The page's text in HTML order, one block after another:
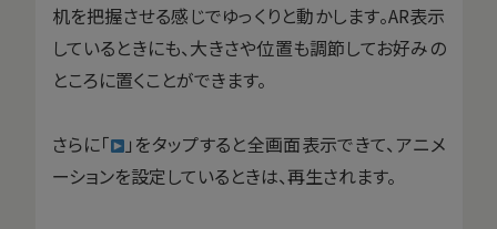
机を把握させる感じでゆっくりと動かします。AR表示
しているときにも、大きさや位置も調節してお好みの
ところに置くことができます。
さらに「
」をタップすると全画面表示できて、アニメ
ーションを設定しているときは、再生されます。